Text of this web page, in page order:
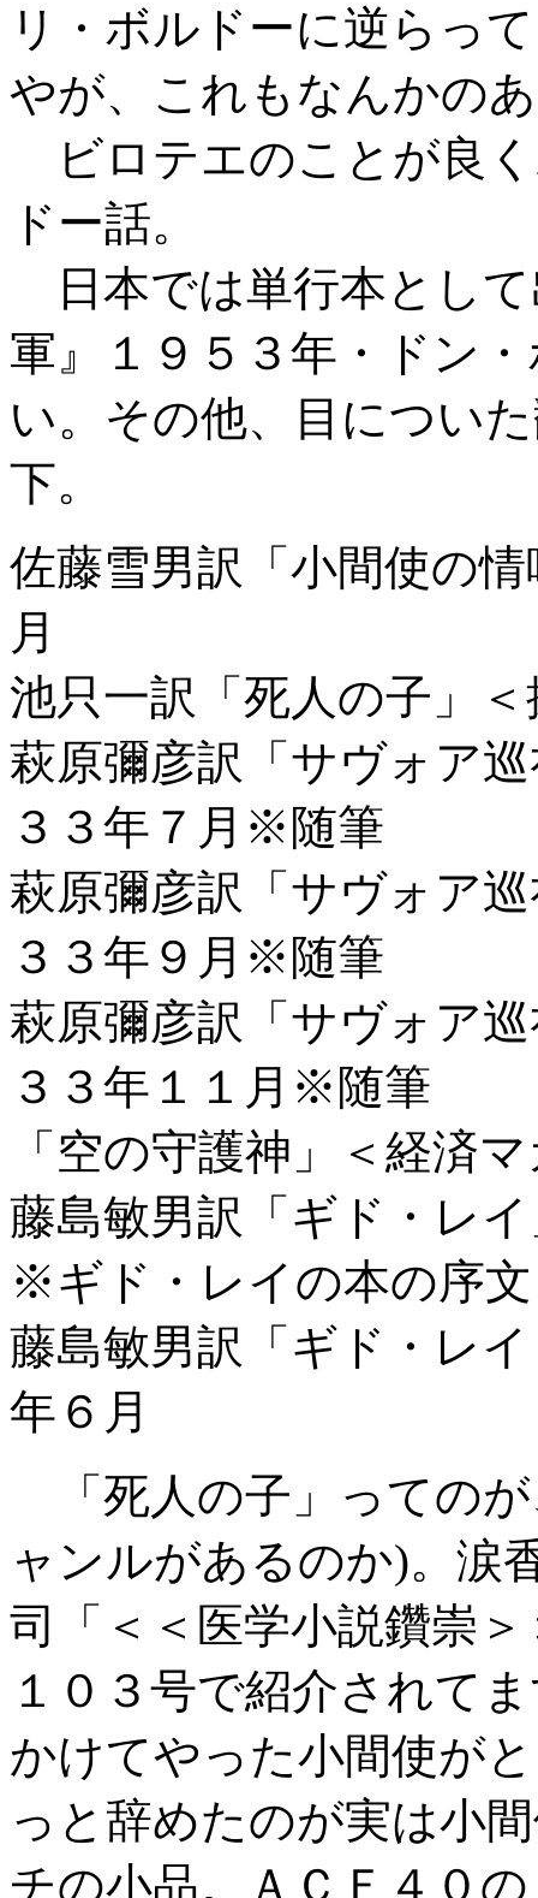
リ・ボルドーに逆らっ
やが、これもなんかの
ビロテエのことが良
ドー話。
日本では単行本とし
軍』１９５３年・ドン
い。その他、目につい
下。
佐藤雪男訳「小間使の
月
池只一訳「死人の子」
萩原彌彦訳「サヴォア
３３年７月※随筆
萩原彌彦訳「サヴォア
３３年９月※随筆
萩原彌彦訳「サヴォア
３３年１１月※随筆
「空の守護神」＜経済
藤島敏男訳「ギド・レ
※ギド・レイの本の序文
藤島敏男訳「ギド・レ
年６月
「死人の子」っての
ャンルがあるのか)。涙
司「＜＜医学小説鑽崇
１０３号で紹介されて
かけてやった小間使が
っと辞めたのが実は小
チの小品。ＡＣＦ４０